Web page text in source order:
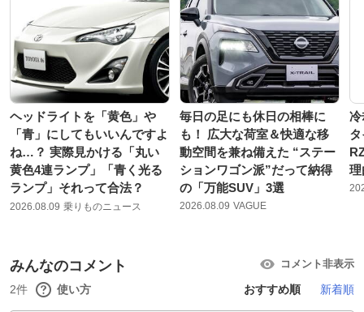
ヘッドライトを「黄色」や
「青」にしてもいいんですよ
ね…？ 実際見かける「丸い
黄色4連ランプ」「青く光る
ランプ」それって合法？
2026.08.09 乗りものニュース
毎日の足にも休日の相棒に
も！ 広大な荷室＆快適な移
動空間を兼ね備えた “ステー
ションワゴン派”だって納得
の「万能SUV」3選
2026.08.09 VAGUE
冷
理
みんなのコメント コメント非表示
2件 使い方 おすすめ順 新着順